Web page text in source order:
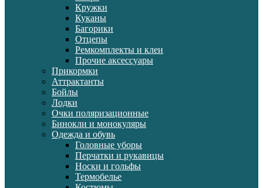
Кружки
Куканы
Багорики
Отцепы
Ремкомплекты и клеи
Прочие аксессуары
Прикормки
Аттрактанты
Бойлы
Лодки
Очки поляризационные
Бинокли и монокуляры
Одежда и обувь
Головные уборы
Перчатки и рукавицы
Носки и гольфы
Термобелье